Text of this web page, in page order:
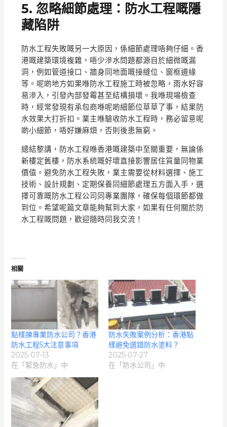
5. 忽略細節處理：防水工程嘅隱
藏陷阱
防水工程失敗嘅另一大原因，係細節處理唔夠仔細。香
港嘅建築環境複雜，唔少滲水問題都源自於細微嘅漏
洞，例如管道接口、牆身同地面嘅接縫位、窗框邊緣
等。呢啲地方如果喺防水工程施工時被忽略，雨水好容
易滲入，引發內部發霉甚至結構損壞。我喺現場檢查
時，經常發現有承包商喺呢啲細節位草草了事，結果防
水效果大打折扣。業主喺驗收防水工程時，務必留意呢
啲小細節，唔好嫌麻煩，否則後患無窮。
總結黎講，防水工程喺香港嘅建築中至關重要，無論係
新樓定舊樓，防水系統嘅好壞直接影響居住質量同物業
價值。避免防水工程失敗，業主需要從材料選擇、施工
技術、設計規劃、定期保養同細節處理五方面入手，選
擇可靠嘅防水工程公司同專業團隊，確保每個環節都做
到位。希望呢篇文章能夠幫到大家，如果有任何關於防
水工程嘅問題，歡迎隨時同我交流！
相關
點樣揀專業防水公司？香港
防水工程5大注意事項
2025-07-13
在「緊急防水」中
防水失敗案例分析：香港點
樣避免選錯防水塗料？
2025-07-27
在「防水公司」中